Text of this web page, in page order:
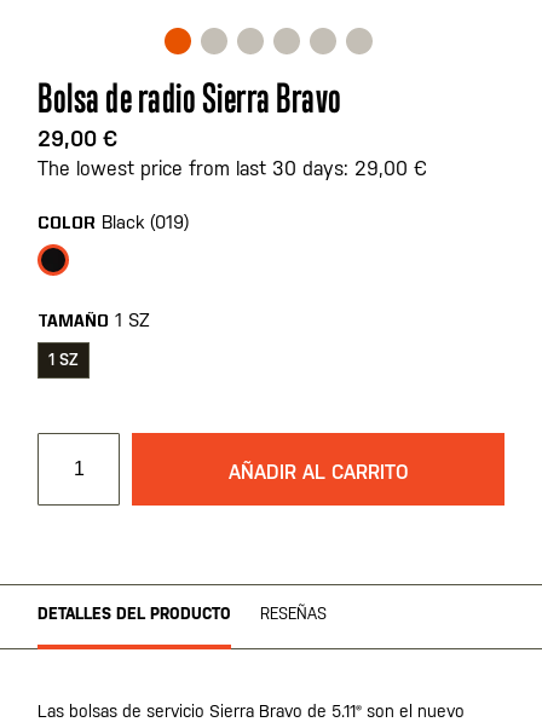
Saltar
al
comienzo
de
galería
de
imágenes
Bolsa de radio Sierra Bravo
29,00 €
The lowest price from last 30 days: 29,00 €
COLOR Black (019)
TAMAÑO 1 SZ
1 SZ
AÑADIR AL CARRITO
DETALLES DEL PRODUCTO RESEÑAS
Las bolsas de servicio Sierra Bravo de 5.11® son el nuevo